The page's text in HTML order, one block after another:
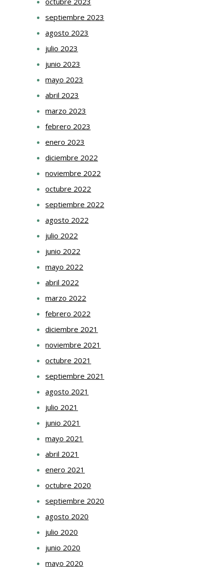
septiembre 2023
agosto 2023
julio 2023
junio 2023
mayo 2023
abril 2023
marzo 2023
febrero 2023
enero 2023
diciembre 2022
noviembre 2022
octubre 2022
septiembre 2022
agosto 2022
julio 2022
junio 2022
mayo 2022
abril 2022
marzo 2022
febrero 2022
diciembre 2021
noviembre 2021
octubre 2021
septiembre 2021
agosto 2021
julio 2021
junio 2021
mayo 2021
abril 2021
enero 2021
octubre 2020
septiembre 2020
agosto 2020
julio 2020
junio 2020
mayo 2020